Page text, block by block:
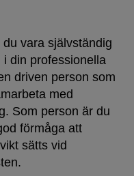
vara självständig
din professionella
driven person som
med
Som person är du
förmåga att
sätts vid